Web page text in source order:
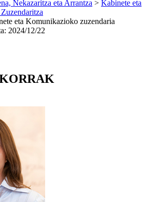
Nekazaritza eta Arrantza > Kabinete eta
eta Komunikazioko zuzendaria
: 2024/12/22